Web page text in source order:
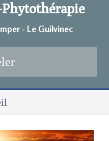
Phytothérapie
- Le Guilvinec